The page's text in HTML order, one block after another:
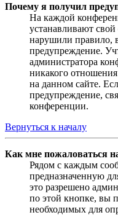
Почему я получил
На каждой
устанавливают
нарушили правило,
предупреждение.
администратора
никакого
на данном сайте.
предупреждение,
конференции.
Вернуться к началу
Как мне пожаловаться
Рядом с каждым
предназначенную
это разрешено
по этой кнопке, вы
необходимых для